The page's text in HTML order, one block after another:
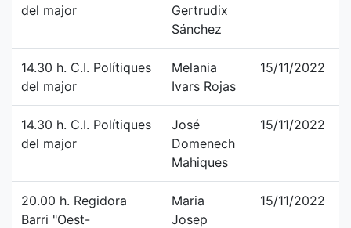
del major
Gertrudix
Sánchez
14.30 h. C.I. Polítiques
del major
Melania
Ivars Rojas
15/11/2022
14.30 h. C.I. Polítiques
del major
José
Domenech
Mahiques
15/11/2022
20.00 h. Regidora
Barri "Oest-
Maria
Josep
15/11/2022